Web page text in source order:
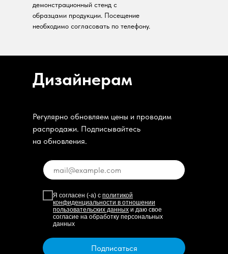
демонстрационный стенд с
образцами продукции. Посещение
необходимо согласовать по телефону.
Дизайнерам
Регулярно обновляем цены и проводим
распродажи. Подписывайтесь
на обновления.
Я согласен (-а) с политикой
конфиденциальности в отношении
пользовательских данных и даю свое
согласие на обработку персональных
данных
Подписаться